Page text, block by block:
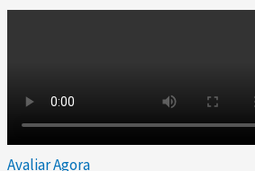
Avaliar Agora